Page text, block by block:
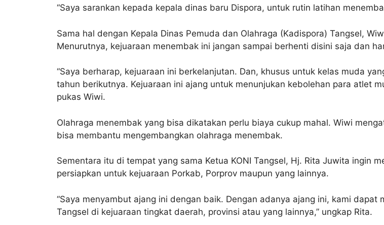
“Saya sarankan kepada kepala dinas baru Dispora, untuk rutin latihan
Sama hal dengan Kepala Dinas Pemuda dan Olahraga (Kadispora) Tangsel,
Menurutnya, kejuaraan menembak ini jangan sampai berhenti disini saja dan
“Saya berharap, kejuaraan ini berkelanjutan. Dan, khusus untuk kelas muda
tahun berikutnya. Kejuaraan ini ajang untuk menunjukan kebolehan para atlet
pukas Wiwi.
Olahraga menembak yang bisa dikatakan perlu biaya cukup mahal. Wiwi
bisa membantu mengembangkan olahraga menembak.
Sementara itu di tempat yang sama Ketua KONI Tangsel, Hj. Rita Juwita ingin
persiapkan untuk kejuaraan Porkab, Porprov maupun yang lainnya.
“Saya menyambut ajang ini dengan baik. Dengan adanya ajang ini, kami
Tangsel di kejuaraan tingkat daerah, provinsi atau yang lainnya,” ungkap Rita.